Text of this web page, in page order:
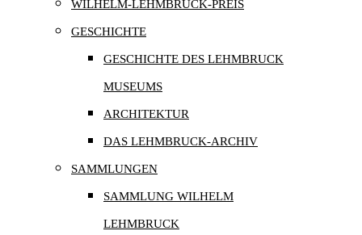
WILHELM-LEHMBRUCK-PREIS
GESCHICHTE
GESCHICHTE DES LEHMBRUCK
MUSEUMS
ARCHITEKTUR
DAS LEHMBRUCK-ARCHIV
SAMMLUNGEN
SAMMLUNG WILHELM
LEHMBRUCK